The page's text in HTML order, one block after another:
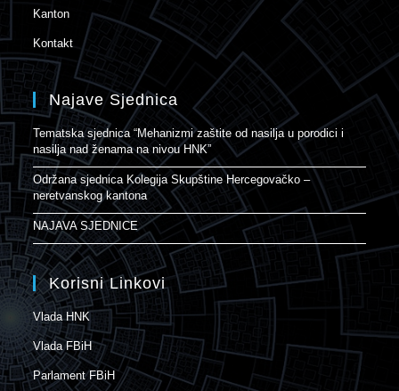
Kanton
Kontakt
Najave Sjednica
Tematska sjednica “Mehanizmi zaštite od nasilja u porodici i
nasilja nad ženama na nivou HNK”
Održana sjednica Kolegija Skupštine Hercegovačko –
neretvanskog kantona
NAJAVA SJEDNICE
Korisni Linkovi
Vlada HNK
Vlada FBiH
Parlament FBiH